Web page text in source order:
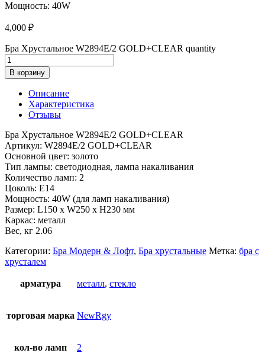
Мощность: 40W
4,000 ₽
Бра Хрустальное W2894E/2 GOLD+CLEAR quantity
В корзину
Описание
Характеристика
Отзывы
Бра Хрустальное W2894E/2 GOLD+CLEAR
Артикул: W2894E/2 GOLD+CLEAR
Основной цвет: золото
Тип лампы: светодиодная, лампа накаливания
Количество ламп: 2
Цоколь: E14
Мощность: 40W (для ламп накаливания)
Размер: L150 x W250 x H230 мм
Каркас: металл
Вес, кг 2.06
Категории: Бра Модерн & Лофт, Бра хрустальные Метка: бра с
хрусталем
арматура металл, стекло
торговая марка NewRgy
кол-во ламп 2